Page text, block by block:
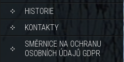
HISTORIE
KONTAKTY
SMĚRNICE NA OCHRANU
OSOBNÍCH ÚDAJŮ GDPR